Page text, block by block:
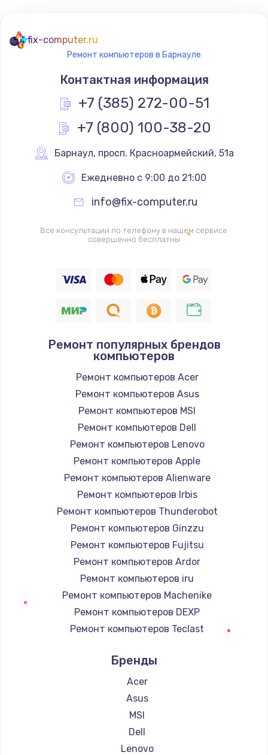
Замена видеокарты
2045 руб.
Заказать
Ремонт разъема питания
Замена видеочипа
2745 руб.
Заказать
995 руб.
1200 руб.
Заказать
Настройка ОС
1160 руб.
Заказать
Чистка от пыли
1060 руб.
Заказать
Замена южного моста
2750 руб.
Заказать
Замена контроллера питания
1490 руб.
Заказать
Замена тачпада
1745 руб.
Заказать
Замена корпуса
890 руб.
fix-computer.ru
Ремонт компьютеров в Барнауле
Контактная информация
+7 (385) 272-00-51
+7 (800) 100-38-20
Барнаул, просп. Красноармейский, 51а
Ежедневно с 9:00 до 21:00
info@fix-computer.ru
Все консультации по телефону в нашем сервисе
совершенно бесплатны
Ремонт популярных брендов
компьютеров
Ремонт компьютеров Acer
Ремонт компьютеров Asus
Ремонт компьютеров MSI
Ремонт компьютеров Dell
Ремонт компьютеров Lenovo
Ремонт компьютеров Apple
Ремонт компьютеров Alienware
Ремонт компьютеров Irbis
Ремонт компьютеров Thunderobot
Ремонт компьютеров Ginzzu
Ремонт компьютеров Fujitsu
Ремонт компьютеров Ardor
Ремонт компьютеров iru
Ремонт компьютеров Machenike
Ремонт компьютеров DEXP
Ремонт компьютеров Teclast
Ремонт компьютеров Beelink
Ремонт компьютеров CHUWI
Бренды
Acer
Asus
MSI
Dell
Lenovo